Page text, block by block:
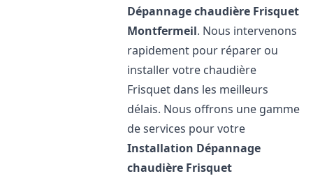
Dépannage chaudière Frisquet
Montfermeil. Nous intervenons
rapidement pour réparer ou
installer votre chaudière
Frisquet dans les meilleurs
délais. Nous offrons une gamme
de services pour votre
Installation Dépannage
chaudière Frisquet